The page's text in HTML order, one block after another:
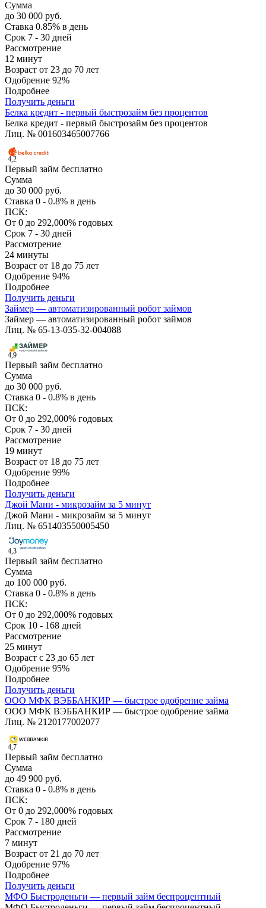
Сумма
до 30 000 руб.
Ставка 0.85% в день
Срок 7 - 30 дней
Рассмотрение
12 минут
Возраст от 23 до 70 лет
Одобрение 92%
Подробнее
Получить деньги
Белка кредит - первый быстрозайм без процентов
Белка кредит - первый быстрозайм без процентов
Лиц. № 001603465007766
4,2
Первый займ бесплатно
Сумма
до 30 000 руб.
Ставка 0 - 0.8% в день
ПСК:
От 0 до 292,000% годовых
Срок 7 - 30 дней
Рассмотрение
24 минуты
Возраст от 18 до 75 лет
Одобрение 94%
Подробнее
Получить деньги
Займер — автоматизированный робот займов
Займер — автоматизированный робот займов
Лиц. № 65-13-035-32-004088
4,9
Первый займ бесплатно
Сумма
до 30 000 руб.
Ставка 0 - 0.8% в день
ПСК:
От 0 до 292,000% годовых
Срок 7 - 30 дней
Рассмотрение
19 минут
Возраст от 18 до 75 лет
Одобрение 99%
Подробнее
Получить деньги
Джой Мани - микрозайм за 5 минут
Джой Мани - микрозайм за 5 минут
Лиц. № 651403550005450
4,3
Первый займ бесплатно
Сумма
до 100 000 руб.
Ставка 0 - 0.8% в день
ПСК:
От 0 до 292,000% годовых
Срок 10 - 168 дней
Рассмотрение
25 минут
Возраст с 23 до 65 лет
Одобрение 95%
Подробнее
Получить деньги
ООО МФК ВЭББАНКИР — быстрое одобрение займа
ООО МФК ВЭББАНКИР — быстрое одобрение займа
Лиц. № 2120177002077
4,7
Первый займ бесплатно
Сумма
до 49 900 руб.
Ставка 0 - 0.8% в день
ПСК:
От 0 до 292,000% годовых
Срок 7 - 180 дней
Рассмотрение
7 минут
Возраст от 21 до 70 лет
Одобрение 97%
Подробнее
Получить деньги
МФО Быстроденьги — первый займ беспроцентный